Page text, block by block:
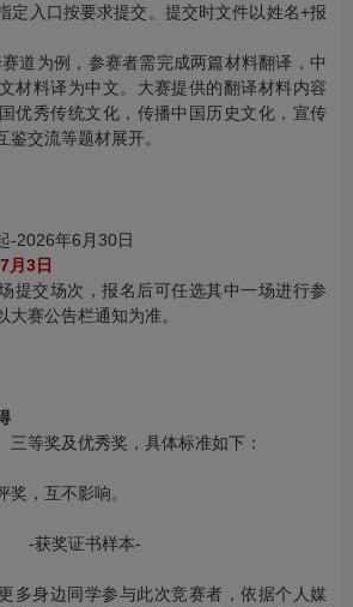
定入口按要求提交。提交时文件以姓名+报
道为例，参赛者需完成两篇材料翻译，中
材料译为中文。大赛提供的翻译材料内容
优秀传统文化，传播中国历史文化，宣传
鉴交流等题材展开。
-2026年6月30日
月3日
提交场次，报名后可任选其中一场进行参
赛公告栏通知为准。
三等奖及优秀奖，具体标准如下：
奖，互不影响。
-获奖证书样本-
多身边同学参与此次竞赛者，依据个人媒